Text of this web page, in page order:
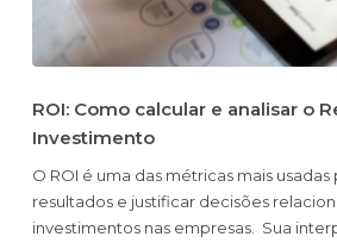
ROI: Como calcular e analisar o
Investimento
O ROI é uma das métricas mais usadas
resultados e justificar decisões
investimentos nas empresas. Sua